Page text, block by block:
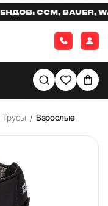
BAUER,
Трусы / Взрослые